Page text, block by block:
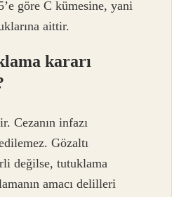
göre C kümesine, yani
aittir.
kararı
Cezanın infazı
Gözaltı
değilse, tutuklama
amacı delilleri